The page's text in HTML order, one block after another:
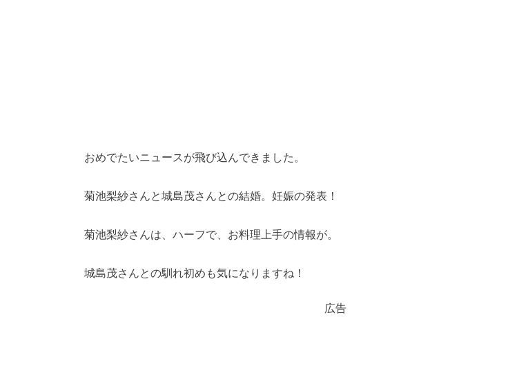
おめでたいニュースが飛び込んできました。
菊池梨紗さんと城島茂さんとの結婚。妊娠の発表！
菊池梨紗さんは、ハーフで、お料理上手の情報が。
城島茂さんとの馴れ初めも気になりますね！
広告